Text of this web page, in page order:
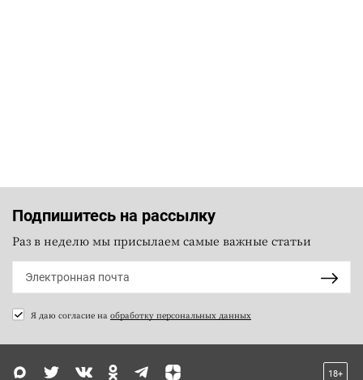
Подпишитесь на рассылку
Раз в неделю мы присылаем самые важные статьи
Я даю согласие на обработку персональных данных
18+